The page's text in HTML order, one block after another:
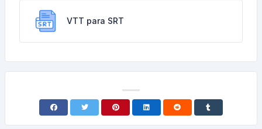
VTT para SRT